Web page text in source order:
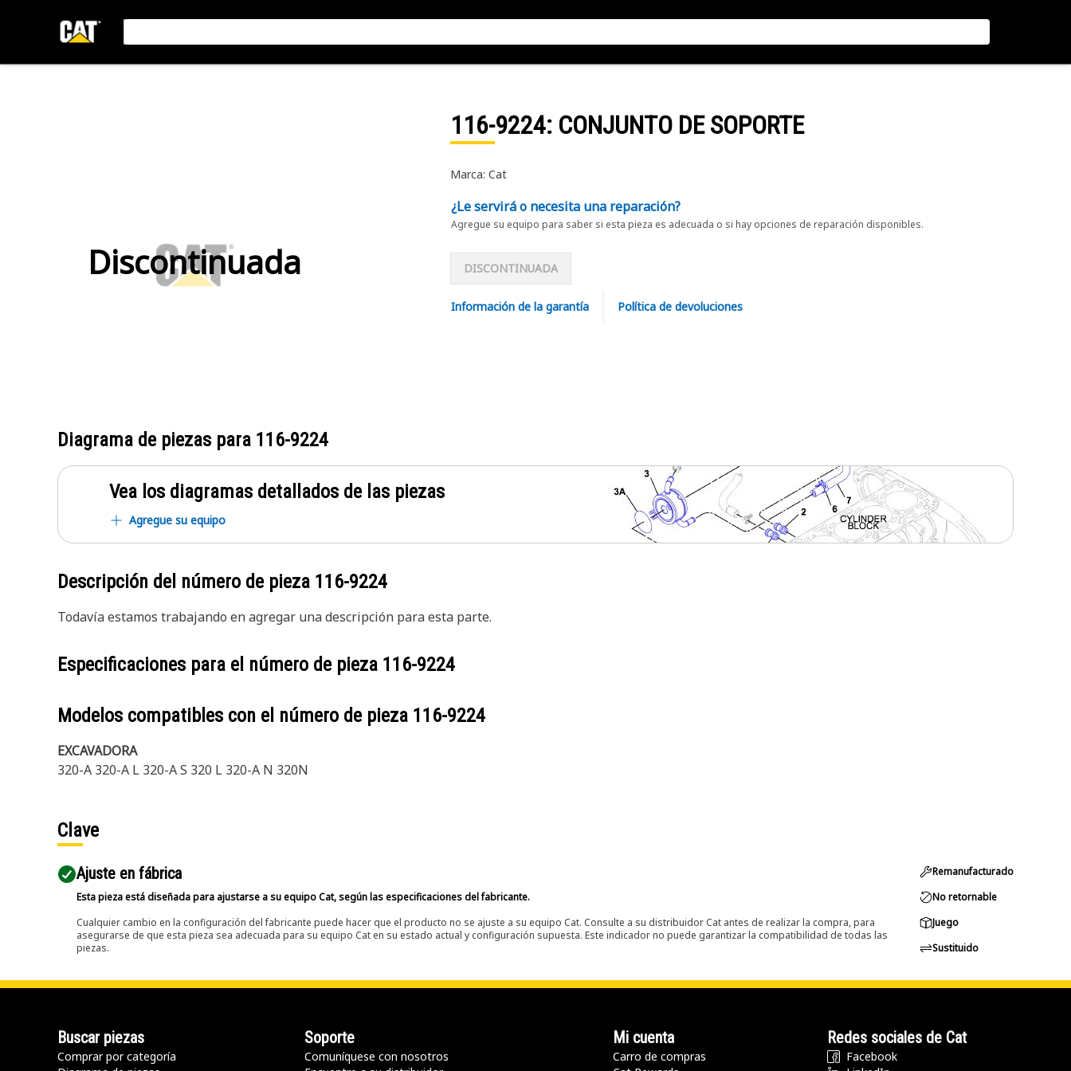
Discontinuada
116-9224: CONJUNTO DE SOPORTE
Marca: Cat
¿Le servirá o necesita una reparación?
Agregue su equipo para saber si esta pieza es adecuada o si hay opciones de reparación disponibles.
DISCONTINUADA
Información de la garantía Política de devoluciones
Diagrama de piezas para 116-9224
Vea los diagramas detallados de las piezas
Agregue su equipo
Descripción del número de pieza 116-9224
Todavía estamos trabajando en agregar una descripción para esta parte.
Especificaciones para el número de pieza 116-9224
Modelos compatibles con el número de pieza 116-9224
EXCAVADORA
320-A 320-A L 320-A S 320 L 320-A N 320N
Clave
Ajuste en fábrica
Esta pieza está diseñada para ajustarse a su equipo Cat, según las especificaciones del fabricante.
Cualquier cambio en la configuración del fabricante puede hacer que el producto no se ajuste a su equipo Cat. Consulte a su distribuidor Cat antes de realizar la compra, para
asegurarse de que esta pieza sea adecuada para su equipo Cat en su estado actual y configuración supuesta. Este indicador no puede garantizar la compatibilidad de todas las
piezas.
Remanufacturado
No retornable
Juego
Sustituido
Buscar piezas
Comprar por categoría
Soporte
Comuníquese con nosotros
Mi cuenta
Carro de compras
Redes sociales de Cat
Facebook